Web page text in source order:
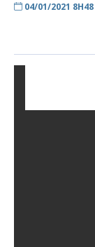
04/01/2021 8H48